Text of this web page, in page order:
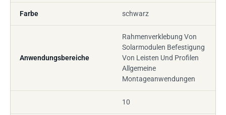
Farbe schwarz
Anwendungsbereiche
Rahmenverklebung Von
Solarmodulen Befestigung
Von Leisten Und Profilen
Allgemeine
Montageanwendungen
10